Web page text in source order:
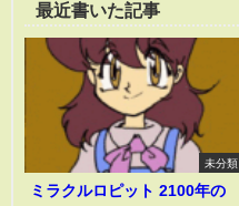
最近書いた記事
未分類
ミラクルロピット 2100年の